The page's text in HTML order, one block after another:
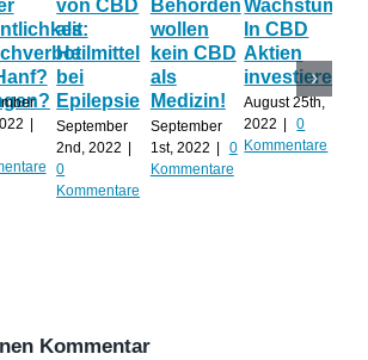
von CBD
als
Heilmittel
bei
Epilepsie
September
2nd, 2022
0
Kommentare
Behörden
wollen
kein CBD
als
Medizin!
September
1st, 2022
0
Kommentare
Wachstum:
In CBD
Aktien
investieren?
August 25th,
2022
0
Kommentare
Kommentar